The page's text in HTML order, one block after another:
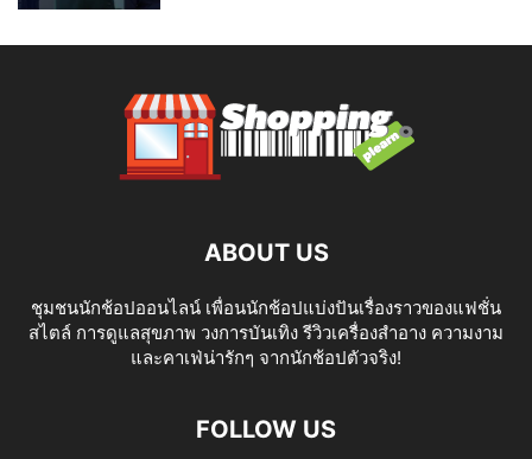
ABOUT US
ชุมชนนักช้อปออนไลน์ เพื่อนนักช้อปแบ่งปันเรื่องราวของแฟชั่น
สไตล์ การดูแลสุขภาพ วงการบันเทิง รีวิวเครื่องสำอาง ความงาม
และคาเฟ่น่ารักๆ จากนักช้อปตัวจริง!
FOLLOW US